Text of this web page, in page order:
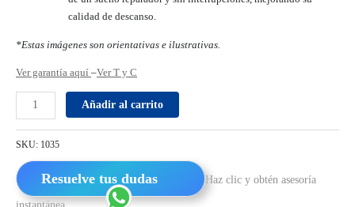
calidad de descanso.
*Estas imágenes son orientativas e ilustrativas.
Ver garantía aquí –Ver T y C
Añadir al carrito
SKU: 1035
Resuelve tus dudas Haz clic y obtén asesoría